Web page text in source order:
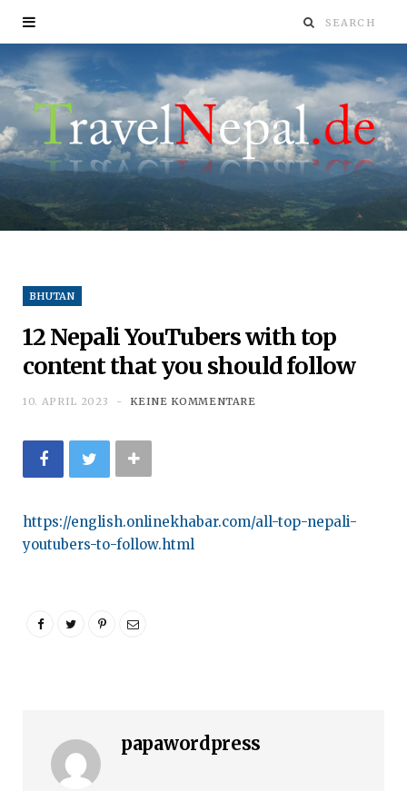
BHUTAN
12 Nepali YouTubers with top
content that you should follow
10. APRIL 2023 KEINE KOMMENTARE
https://english.onlinekhabar.com/all-top-nepali-
youtubers-to-follow.html
papawordpress